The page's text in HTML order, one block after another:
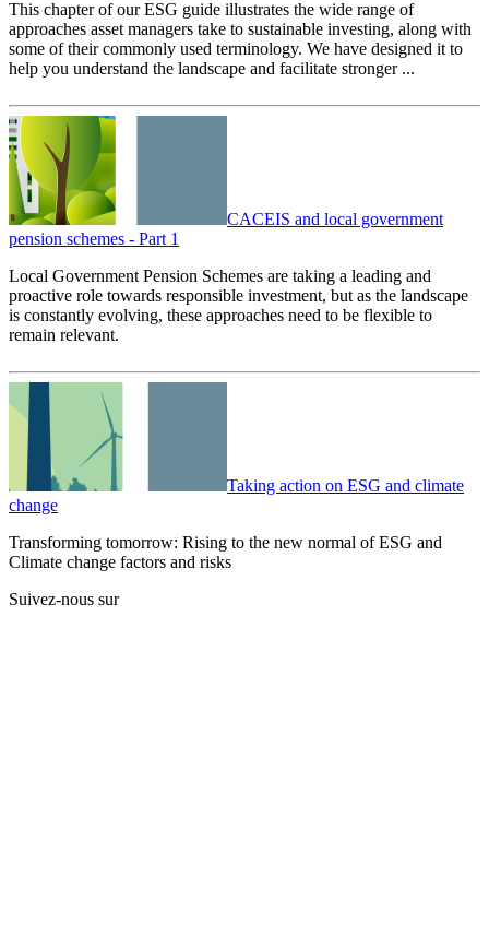
This chapter of our ESG guide illustrates the wide range of
approaches asset managers take to sustainable investing, along with
some of their commonly used terminology. We have designed it to
help you understand the landscape and facilitate stronger ...
CACEIS and local government
pension schemes - Part 1
Local Government Pension Schemes are taking a leading and
proactive role towards responsible investment, but as the landscape
is constantly evolving, these approaches need to be flexible to
remain relevant.
Taking action on ESG and climate
change
Transforming tomorrow: Rising to the new normal of ESG and
Climate change factors and risks
Suivez-nous sur